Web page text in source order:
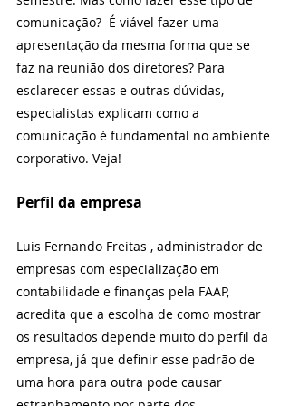
comunicação?  É viável fazer uma
apresentação da mesma forma que se
faz na reunião dos diretores? Para
esclarecer essas e outras dúvidas,
especialistas explicam como a
comunicação é fundamental no ambiente
corporativo. Veja!
Perfil da empresa
Luis Fernando Freitas , administrador de
empresas com especialização em
contabilidade e finanças pela FAAP,
acredita que a escolha de como mostrar
os resultados depende muito do perfil da
empresa, já que definir esse padrão de
uma hora para outra pode causar